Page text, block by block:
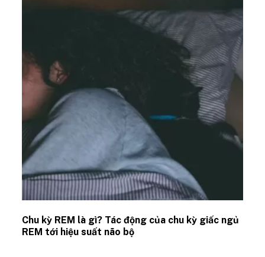
Chu kỳ REM là gì? Tác động của chu kỳ giấc ngủ
REM tới hiệu suất não bộ